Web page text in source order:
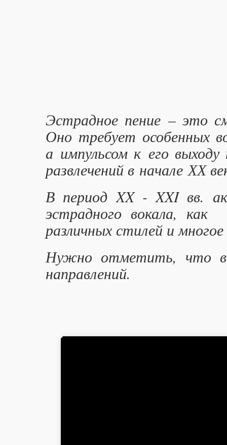
Эстрадное пение – это
Оно требует особенных
а импульсом к его
развлечений в начале ХХ
В период XX - XXI вв.
эстрадного вокала,
различных стилей и многое
Нужно отметить, что в
направлений.